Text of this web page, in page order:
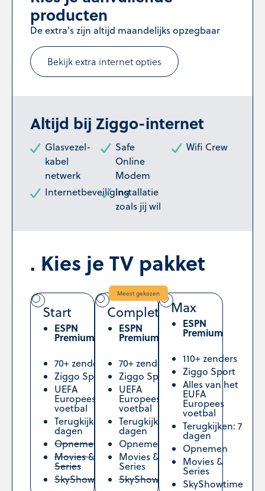
producten
De extra's zijn altijd maandelijks opzegbaar
Bekijk extra internet opties
Altijd bij Ziggo-internet
Glasvezel-
kabel
netwerk
Safe
Online
Modem
Wifi Crew
InternetbeveiligingInstallatie
zoals jij wil
Kies je TV pakket
Start
ESPN
Premium
70+ zenders
Ziggo Sport
UEFA
Europees
voetbal
Terugkijken: 2
dagen
Opnemen
Movies &
Series
SkyShowtime
Complete
ESPN
Premium
70+ zenders
Ziggo Sport
UEFA
Europees
voetbal
Terugkijken: 7
dagen
Opnemen
Movies &
Series
SkyShowtime
Meest gekozen
Max
ESPN
Premium
110+ zenders
Ziggo Sport
Alles van het
EUFA
Europees
voetbal
Terugkijken: 7
dagen
Opnemen
Movies &
Series
SkyShowtime